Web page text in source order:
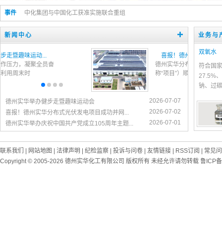
事件 中化集团与中国化工获准实施联合重组
新闻中心
德州实华举办健步走暨趣味运动...
为舒缓职工攻坚工作压力，凝聚全员奋
进合力，公司工会利用周末时
德州实华举办健步走暨趣味运动会
2026-07-07
喜报！德州实华分布式光伏发电项目成功并网...
2026-07-02
德州实华举办庆祝中国共产党成立105周年主题...
2026-07-01
业务与
双氧水
符合国
27.5%
钠、过
联系我们 网站地图 法律声明 纪检监察 投诉与问卷 友情链接 RSS订阅
常见
Copyright © 2005-2026 德州实华化工有限公司 版权所有 未经允许请勿转载 鲁ICP